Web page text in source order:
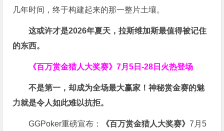
几年时间，终于构建起来的那一整片土壤。
这或许才是2026年夏天，拉斯维加斯最值得被记住
的东西。
《百万赏金猎人大奖赛》7月5日-28日火热登场
不是第一，却成为全场最大赢家！神秘赏金赛的魅
力就是令人如此难以抗拒。
GGPoker重磅宣布： 《百万赏金猎人大奖赛》 7月5